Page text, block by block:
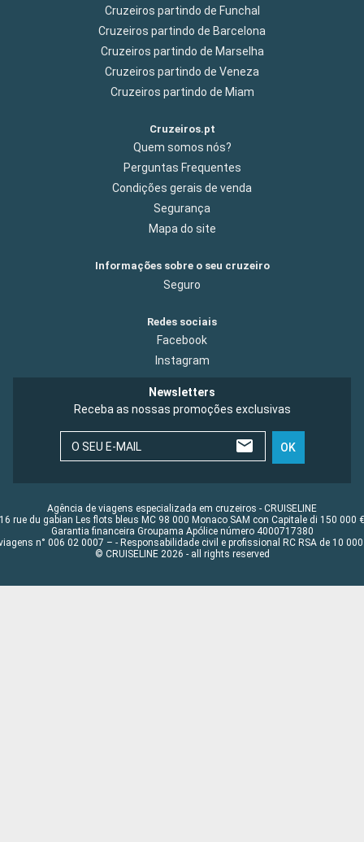
Cruzeiros partindo de Funchal
Cruzeiros partindo de Barcelona
Cruzeiros partindo de Marselha
Cruzeiros partindo de Veneza
Cruzeiros partindo de Miam
Cruzeiros.pt
Quem somos nós?
Perguntas Frequentes
Condições gerais de venda
Segurança
Mapa do site
Informações sobre o seu cruzeiro
Seguro
Redes sociais
Facebook
Instagram
Newsletters
Receba as nossas promoções exclusivas
O SEU E-MAIL OK
Agência de viagens especializada em cruzeiros - CRUISELINE
16 rue du gabian Les flots bleus MC 98 000 Monaco SAM con Capitale di 150 000 €
Garantia financeira Groupama Apólice número 4000717380
n° 006 02 0007 – - Responsabilidade civil e profissional RC RSA de 10 000
© CRUISELINE 2026 - all rights reserved